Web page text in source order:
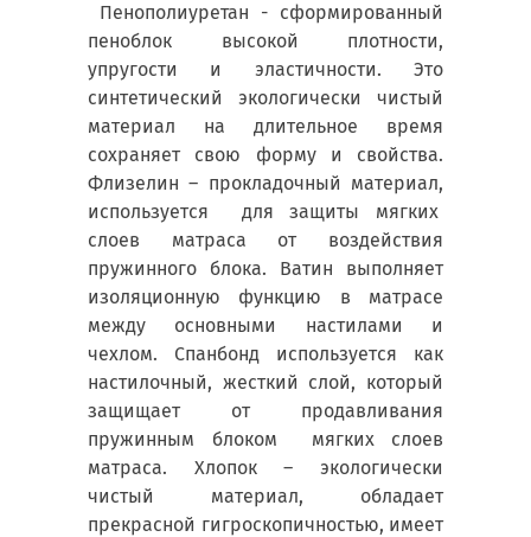
Пенополиуретан - сформированный
пеноблок высокой плотности,
упругости и эластичности. Это
синтетический экологически чистый
материал на длительное время
сохраняет свою форму и свойства.
Флизелин – прокладочный материал,
используется для защиты мягких
слоев матраса от воздействия
пружинного блока. Ватин выполняет
изоляционную функцию в матрасе
между основными настилами и
чехлом. Спанбонд используется как
настилочный, жесткий слой, который
защищает от продавливания
пружинным блоком мягких слоев
матраса. Хлопок – экологически
чистый материал, обладает
прекрасной гигроскопичностью, имеет